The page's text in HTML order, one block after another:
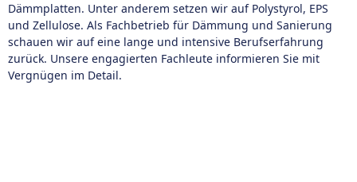
Dämmplatten. Unter anderem setzen wir auf Polystyrol, EPS
und Zellulose. Als Fachbetrieb für Dämmung und Sanierung
schauen wir auf eine lange und intensive Berufserfahrung
zurück. Unsere engagierten Fachleute informieren Sie mit
Vergnügen im Detail.